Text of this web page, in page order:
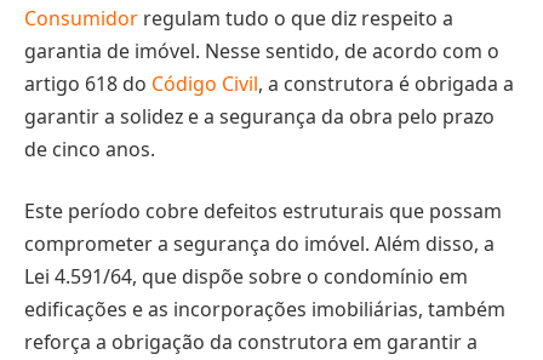
Consumidor regulam tudo o que diz respeito a
garantia de imóvel. Nesse sentido, de acordo com o
artigo 618 do Código Civil, a construtora é obrigada a
garantir a solidez e a segurança da obra pelo prazo
de cinco anos.
Este período cobre defeitos estruturais que possam
comprometer a segurança do imóvel. Além disso, a
Lei 4.591/64, que dispõe sobre o condomínio em
edificações e as incorporações imobiliárias, também
reforça a obrigação da construtora em garantir a